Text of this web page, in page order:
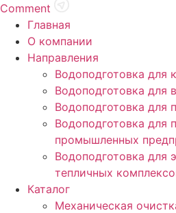
Comment
Главная
О компании
Направления
Водоподготовка для
Водоподготовка для
Водоподготовка для
Водоподготовка для
промышленных
Водоподготовка для
тепличных
Каталог
Механическая